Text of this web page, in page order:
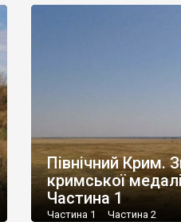
Північний Крим.
кримської
Частина 1
Частина 1 Частина 2